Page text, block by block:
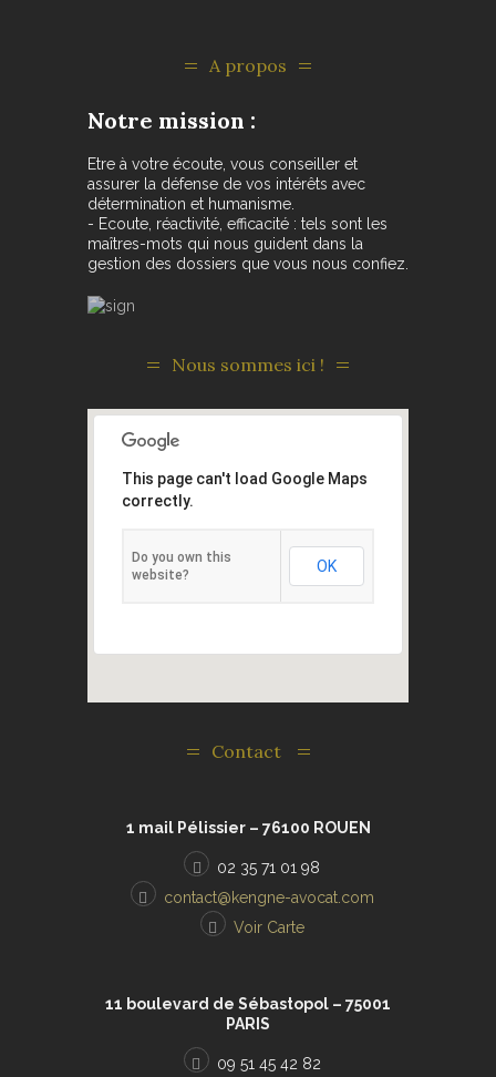
A propos
Notre mission :
Etre à votre écoute, vous conseiller et
assurer la défense de vos intérêts avec
détermination et humanisme.
- Ecoute, réactivité, efficacité : tels sont les
maîtres-mots qui nous guident dans la
gestion des dossiers que vous nous confiez.
Nous sommes ici !
This page can't load Google Maps
correctly.
Do you own this
website?
OK
Contact
1 mail Pélissier – 76100 ROUEN
02 35 71 01 98
contact@kengne-avocat.com
Voir Carte
11 boulevard de Sébastopol – 75001
PARIS
09 51 45 42 82